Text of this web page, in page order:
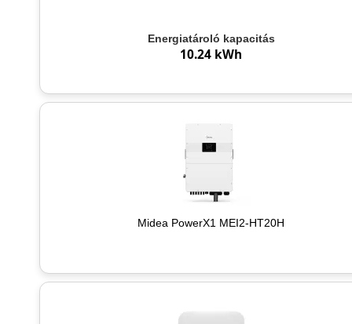
Energiatároló kapacitás
10.24 kWh
Midea PowerX1 MEI2-HT20H